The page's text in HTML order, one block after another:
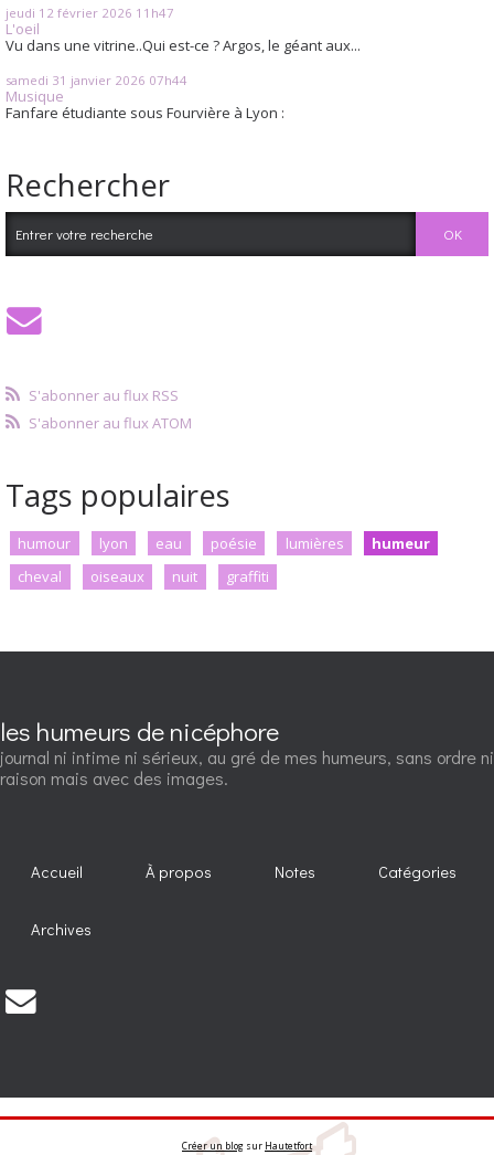
jeudi 12 février 2026 11h47
L'oeil
Vu dans une vitrine..Qui est-ce ? Argos, le géant aux...
samedi 31 janvier 2026 07h44
Musique
Fanfare étudiante sous Fourvière à Lyon :
Rechercher
S'abonner au flux RSS
S'abonner au flux ATOM
Tags populaires
humour lyon eau poésie lumières
humeur
cheval
oiseaux nuit graffiti
les humeurs de nicéphore
journal ni intime ni sérieux, au gré de mes humeurs, sans ordre ni
raison mais avec des images.
Accueil À propos Notes Catégories
Archives
Créer un blog sur Hautetfort